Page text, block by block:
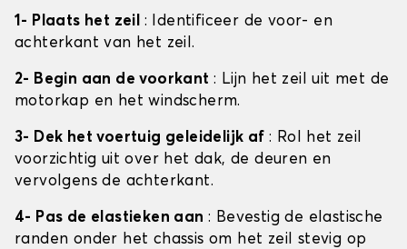
1- Plaats het zeil : Identificeer de voor- en
achterkant van het zeil.
2- Begin aan de voorkant : Lijn het zeil uit met de
motorkap en het windscherm.
3- Dek het voertuig geleidelijk af : Rol het zeil
voorzichtig uit over het dak, de deuren en
vervolgens de achterkant.
4- Pas de elastieken aan : Bevestig de elastische
randen onder het chassis om het zeil stevig op